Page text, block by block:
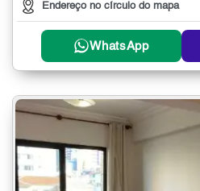
Endereço no círculo do mapa
WhatsApp